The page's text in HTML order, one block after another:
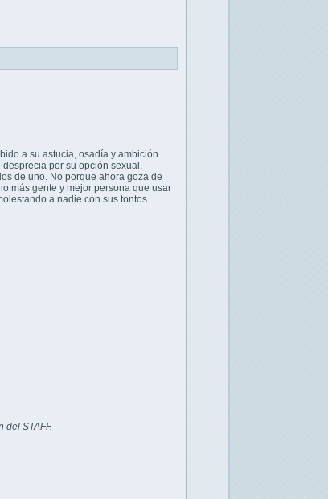
a su astucia, osadía y ambición.
por su opción sexual.
de uno. No porque ahora goza de
más gente y mejor persona que usar
a nadie con sus tontos
del STAFF.